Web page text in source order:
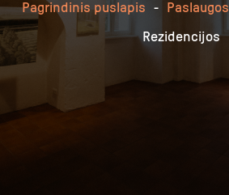
Pagrindinis puslapis - Paslaugos
Rezidencijos